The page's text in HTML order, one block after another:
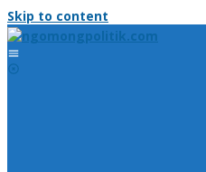
Skip to content